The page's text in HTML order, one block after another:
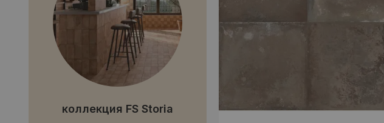
коллекция FS Storia